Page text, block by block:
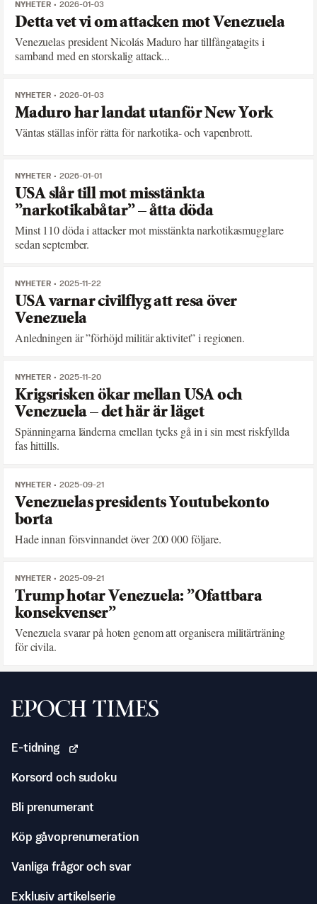
NYHETER 2026-01-03
Detta vet vi om attacken mot Venezuela
Venezuelas president Nicolás Maduro har tillfångatagits i
samband med en storskalig attack...
NYHETER 2026-01-03
Maduro har landat utanför New York
Väntas ställas inför rätta för narkotika- och vapenbrott.
NYHETER 2026-01-01
USA slår till mot misstänkta
”narkotikabåtar” – åtta döda
Minst 110 döda i attacker mot misstänkta narkotikasmugglare
sedan september.
NYHETER 2025-11-22
USA varnar civilflyg att resa över
Venezuela
Anledningen är ”förhöjd militär aktivitet” i regionen.
NYHETER 2025-11-20
Krigsrisken ökar mellan USA och
Venezuela – det här är läget
Spänningarna länderna emellan tycks gå in i sin mest riskfyllda
fas hittills.
NYHETER 2025-09-21
Venezuelas presidents Youtubekonto
borta
Hade innan försvinnandet över 200 000 följare.
NYHETER 2025-09-21
Trump hotar Venezuela: ”Ofattbara
konsekvenser”
Venezuela svarar på hoten genom att organisera militärträning
för civila.
Svenska Epoch Times
E-tidning
Korsord och sudoku
Bli prenumerant
Köp gåvoprenumeration
Vanliga frågor och svar
Exklusiv artikelserie